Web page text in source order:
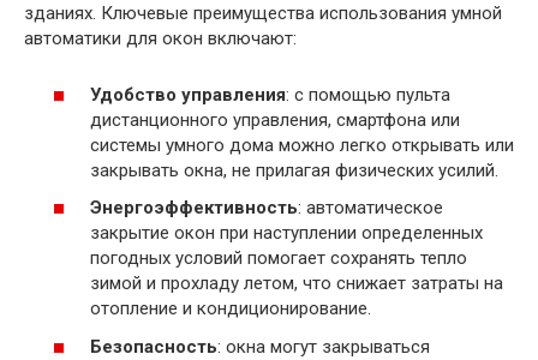
зданиях. Ключевые преимущества использования умной
автоматики для окон включают:
Удобство управления: с помощью пульта
дистанционного управления, смартфона или
системы умного дома можно легко открывать или
закрывать окна, не прилагая физических усилий.
Энергоэффективность: автоматическое
закрытие окон при наступлении определенных
погодных условий помогает сохранять тепло
зимой и прохладу летом, что снижает затраты на
отопление и кондиционирование.
Безопасность: окна могут закрываться